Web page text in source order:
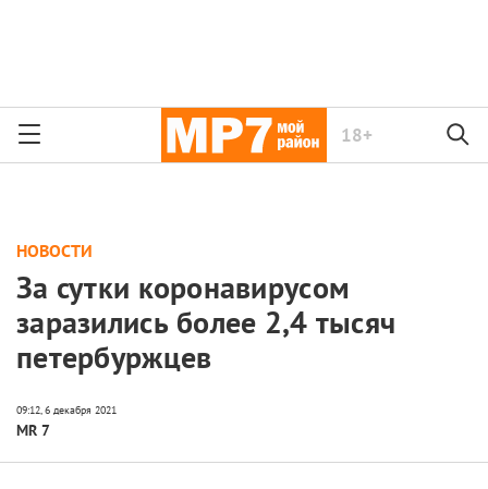
18+
НОВОСТИ
За сутки коронавирусом
заразились более 2,4 тысяч
петербуржцев
MR 7